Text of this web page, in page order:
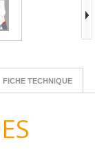
FICHE TECHNIQUE